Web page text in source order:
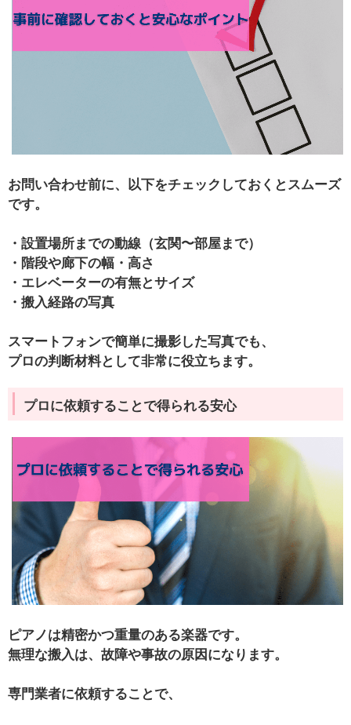
お問い合わせ前に、以下をチェックしておくとスムーズ
です。
・設置場所までの動線（玄関〜部屋まで）
・階段や廊下の幅・高さ
・エレベーターの有無とサイズ
・搬入経路の写真
スマートフォンで簡単に撮影した写真でも、
プロの判断材料として非常に役立ちます。
プロに依頼することで得られる安心
ピアノは精密かつ重量のある楽器です。
無理な搬入は、 故障や事故の原因 になります。
専門業者に依頼することで、